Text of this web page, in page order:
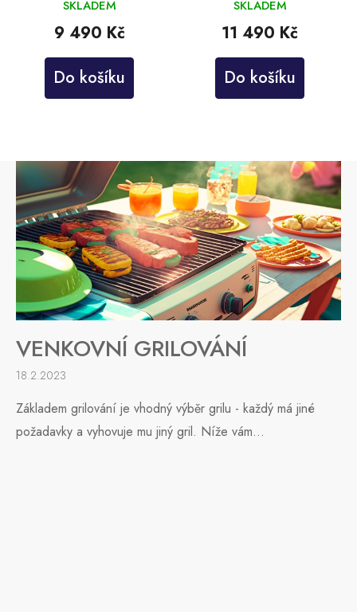
SKLADEM
9 490 Kč
Do košíku
SKLADEM
11 490 Kč
Do košíku
VENKOVNÍ GRILOVÁNÍ
18.2.2023
Základem grilování je vhodný výběr grilu - každý má jiné
požadavky a vyhovuje mu jiný gril. Níže vám...